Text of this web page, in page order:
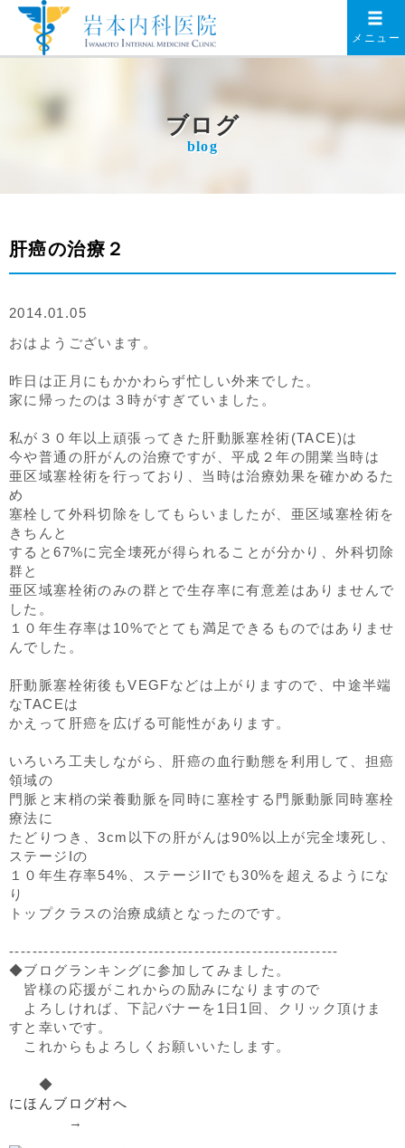
メニュー
ブログ
blog
肝癌の治療２
2014.01.05
おはようございます。
昨日は正月にもかかわらず忙しい外来でした。
家に帰ったのは３時がすぎていました。
私が３０年以上頑張ってきた肝動脈塞栓術(TACE)は
今や普通の肝がんの治療ですが、平成２年の開業当時は
亜区域塞栓術を行っており、当時は治療効果を確かめるた
め
塞栓して外科切除をしてもらいましたが、亜区域塞栓術を
きちんと
すると67%に完全壊死が得られることが分かり、外科切除
群と
亜区域塞栓術のみの群とで生存率に有意差はありませんで
した。
１０年生存率は10%でとても満足できるものではありませ
んでした。
肝動脈塞栓術後もVEGFなどは上がりますので、中途半端
なTACEは
かえって肝癌を広げる可能性があります。
いろいろ工夫しながら、肝癌の血行動態を利用して、担癌
領域の
門脈と末梢の栄養動脈を同時に塞栓する門脈動脈同時塞栓
療法に
たどりつき、3cm以下の肝がんは90%以上が完全壊死し、
ステージIの
１０年生存率54%、ステージIIでも30%を超えるようにな
り
トップクラスの治療成績となったのです。
---------------------------------------------------------
◆ブログランキングに参加してみました。
皆様の応援がこれからの励みになりますので
よろしければ、下記バナーを1日1回、クリック頂けま
すと幸いです。
これからもよろしくお願いいたします。
◆
にほんブログ村へ
→